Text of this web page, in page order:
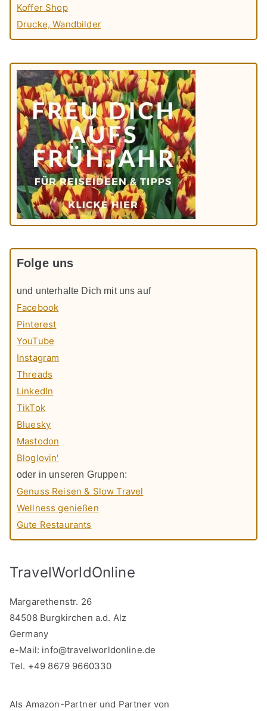
Koffer Shop
Drucke, Wandbilder
Folge uns
und unterhalte Dich mit uns auf
Facebook
Pinterest
YouTube
Instagram
Threads
LinkedIn
TikTok
Bluesky
Mastodon
Bloglovin'
oder in unseren Gruppen:
Genuss Reisen & Slow Travel
Wellness genießen
Gute Restaurants
TravelWorldOnline
Margarethenstr. 26
84508 Burgkirchen a.d. Alz
Germany
e-Mail: info@travelworldonline.de
Tel. +49 8679 9660330
Als Amazon-Partner und Partner von